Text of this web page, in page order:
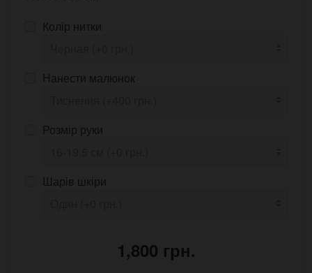
Колір нитки
Нанести малюнок
Розмір руки
Шарів шкіри
1,800 грн.